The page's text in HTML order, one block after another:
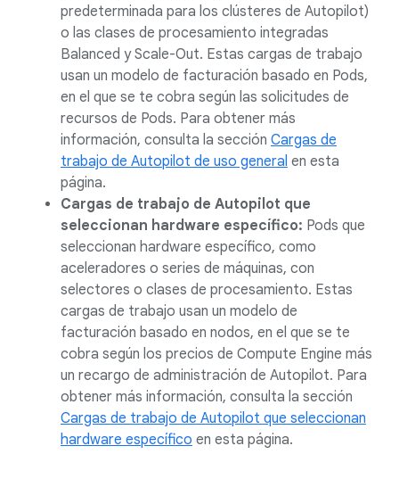
predeterminada para los clústeres de Autopilot)
o las clases de procesamiento integradas
Balanced y Scale-Out. Estas cargas de trabajo
usan un modelo de facturación basado en Pods,
en el que se te cobra según las solicitudes de
recursos de Pods. Para obtener más
información, consulta la sección Cargas de
trabajo de Autopilot de uso general en esta
página.
Cargas de trabajo de Autopilot que
seleccionan hardware específico: Pods que
seleccionan hardware específico, como
aceleradores o series de máquinas, con
selectores o clases de procesamiento. Estas
cargas de trabajo usan un modelo de
facturación basado en nodos, en el que se te
cobra según los precios de Compute Engine más
un recargo de administración de Autopilot. Para
obtener más información, consulta la sección
Cargas de trabajo de Autopilot que seleccionan
hardware específico en esta página.